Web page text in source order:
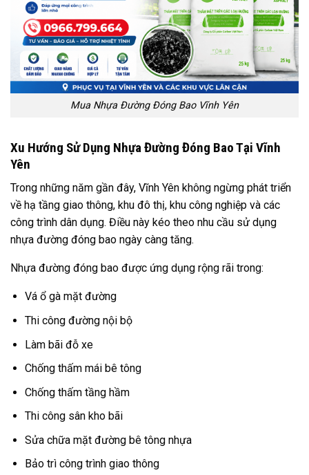
Mua Nhựa Đường Đóng Bao Vĩnh Yên
Xu Hướng Sử Dụng Nhựa Đường Đóng Bao Tại Vĩnh
Yên
Trong những năm gần đây, Vĩnh Yên không ngừng phát triển
về hạ tầng giao thông, khu đô thị, khu công nghiệp và các
công trình dân dụng. Điều này kéo theo nhu cầu sử dụng
nhựa đường đóng bao ngày càng tăng.
Nhựa đường đóng bao được ứng dụng rộng rãi trong:
Vá ổ gà mặt đường
Thi công đường nội bộ
Làm bãi đỗ xe
Chống thấm mái bê tông
Chống thấm tầng hầm
Thi công sân kho bãi
Sửa chữa mặt đường bê tông nhựa
Bảo trì công trình giao thông